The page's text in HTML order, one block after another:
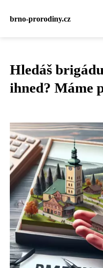
brno-prorodiny.cz
Hledáš
ihned? Máme